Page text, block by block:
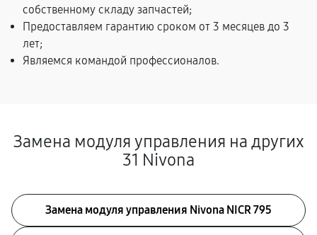
собственному складу запчастей;
Предоставляем гарантию сроком от 3 месяцев до 3
лет;
Являемся командой профессионалов.
Замена модуля управления на других
31 Nivona
Замена модуля управления Nivona NICR 795